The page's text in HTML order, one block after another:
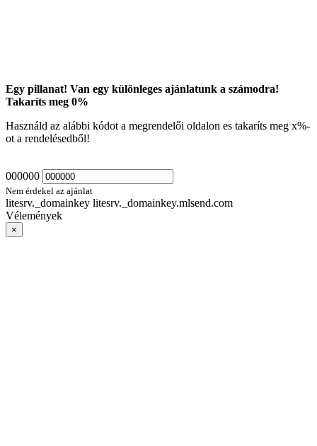
Egy pillanat! Van egy különleges ajánlatunk a számodra!
Takaríts meg 0%
Használd az alábbi kódot a megrendelői oldalon es takaríts meg x%-
ot a rendelésedből!
000000
Nem érdekel az ajánlat
litesrv._domainkey litesrv._domainkey.mlsend.com
Vélemények
×